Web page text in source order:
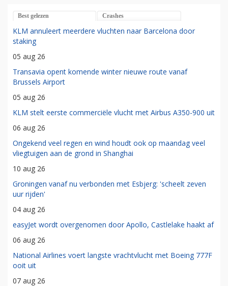
Best gelezen Crashes
KLM annuleert meerdere vluchten naar Barcelona door
staking
05 aug 26
Transavia opent komende winter nieuwe route vanaf
Brussels Airport
05 aug 26
KLM stelt eerste commerciële vlucht met Airbus A350-900 uit
06 aug 26
Ongekend veel regen en wind houdt ook op maandag veel
vliegtuigen aan de grond in Shanghai
10 aug 26
Groningen vanaf nu verbonden met Esbjerg: 'scheelt zeven
uur rijden'
04 aug 26
easyJet wordt overgenomen door Apollo, Castlelake haakt af
06 aug 26
National Airlines voert langste vrachtvlucht met Boeing 777F
ooit uit
07 aug 26